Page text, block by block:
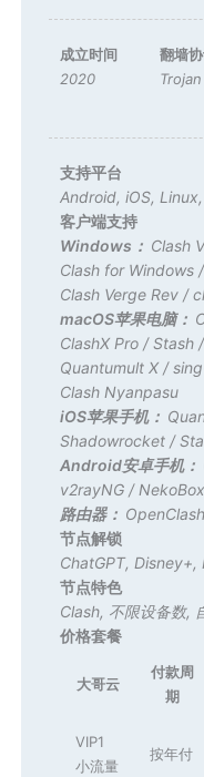
成立时间
2020
翻墙
Trojan
支持平台
Android,iOS, Linux
客户端支持
Windows： Clash
Clash for Windows /
Clash Verge Rev /
macOS苹果电脑：
ClashX Pro /Stash /
Quantumult X /
Clash Nyanpasu
iOS苹果手机：
Shadowrocket /
Android安卓手机：
v2rayNG /
路由器： OpenClash
节点解锁
ChatGPT, Disney+,
节点特色
Clash, 不限设备数,
价格套餐
大哥云
付款周
期
VIP1
小流量
按年付